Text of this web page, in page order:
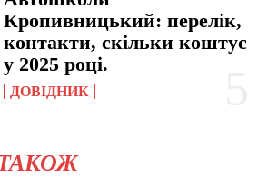
Кропивницький: перелік,
контакти, скільки коштує
у 2025 році.
ДОВІДНИК